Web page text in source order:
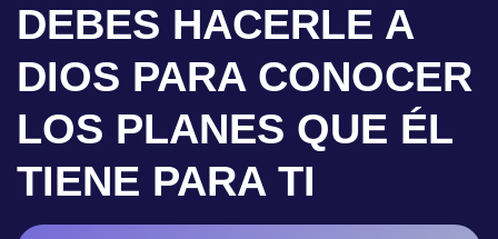
DEBES HACERLE A
DIOS PARA CONOCER
LOS PLANES QUE ÉL
TIENE PARA TI